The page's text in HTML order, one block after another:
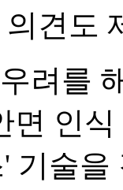
견도
려를
면 인
기술